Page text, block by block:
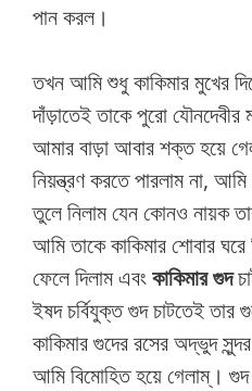
পান করল।
তখন আমি শুধু কাকিমার মুখের
দাঁড়াতেই তাকে পুরো
আমার বাড়া আবার শক্ত হয়ে
নিয়ন্ত্রণ করতে পারলাম না,
তুলে নিলাম যেন কোনও নায়ক
আমি তাকে কাকিমার শোবার ঘরে
ফেলে দিলাম এবংকাকিমারগুদ
ইষদ চর্বিযুক্ত গুদ চাটতেই
কাকিমার গুদের রসের অদ্ভুদ
আমি বিমোহিত হয়ে গেলাম্।